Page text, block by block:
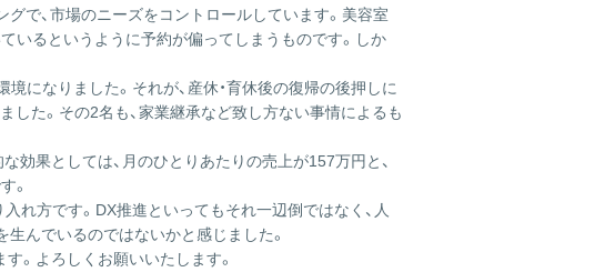
グで、市場のニーズをコントロールしています。美容室
いるというように予約が偏ってしまうものです。しか
になりました。それが、産休・育休後の復帰の後押しに
した。その2名も、家業継承など致し方ない事情によるも
効果としては、月のひとりあたりの売上が157万円と、
。
れ方です。DX推進といってもそれ一辺倒ではなく、人
んでいるのではないかと感じました。
。よろしくお願いいたします。